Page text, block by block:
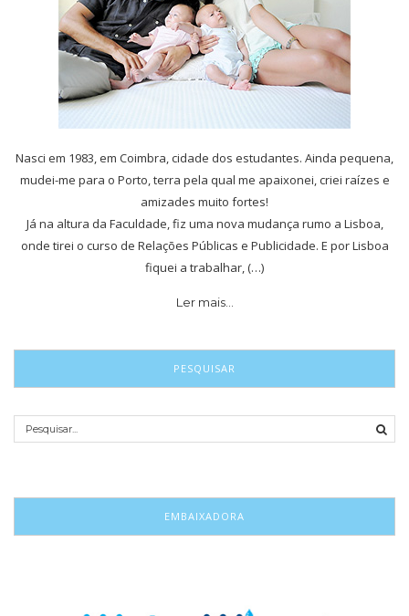
Nasci em 1983, em Coimbra, cidade dos estudantes. Ainda pequena,
mudei-me para o Porto, terra pela qual me apaixonei, criei raízes e
amizades muito fortes!
Já na altura da Faculdade, fiz uma nova mudança rumo a Lisboa,
onde tirei o curso de Relações Públicas e Publicidade. E por Lisboa
fiquei a trabalhar, (…)
Ler mais…
PESQUISAR
EMBAIXADORA